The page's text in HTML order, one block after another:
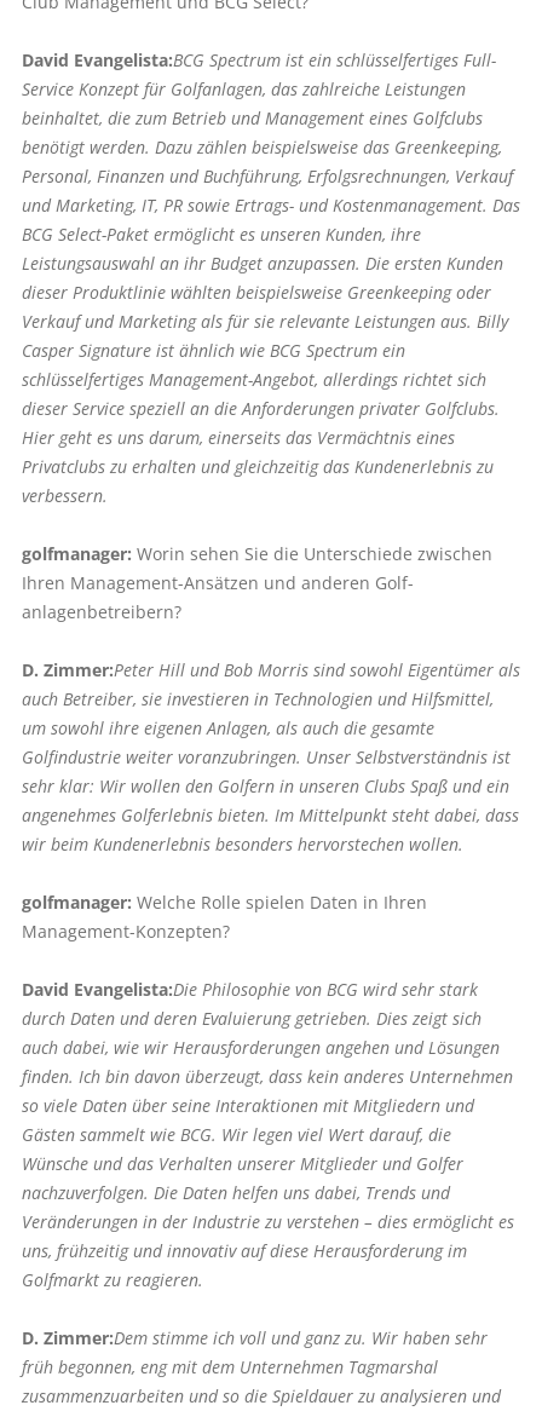
David Evangelista:BCG Spectrum ist ein schlüsselfertiges Full-
Service Konzept für Golfanlagen, das zahlreiche Leistungen
beinhaltet, die zum Betrieb und Management eines Golfclubs
benötigt werden. Dazu zählen beispielsweise das Greenkeeping,
Personal, Finanzen und Buchführung, Erfolgsrechnungen, Verkauf
und Marketing, IT, PR sowie Ertrags- und Kostenmanagement. Das
BCG Select-Paket ermöglicht es unseren Kunden, ihre
Leistungsauswahl an ihr Budget anzupassen. Die ersten Kunden
dieser Produktlinie wählten beispielsweise Greenkeeping oder
Verkauf und Marketing als für sie relevante Leistungen aus. Billy
Casper Signature ist ähnlich wie BCG Spectrum ein
schlüsselfertiges Management-Angebot, allerdings richtet sich
dieser Service speziell an die Anforderungen privater Golfclubs.
Hier geht es uns darum, einerseits das Vermächtnis eines
Privatclubs zu erhalten und gleichzeitig das Kundenerlebnis zu
verbessern.
golfmanager: Worin sehen Sie die Unterschiede zwischen
Ihren Management-Ansätzen und anderen Golf­
anlagenbetreibern?
D. Zimmer:Peter Hill und Bob Morris sind sowohl Eigentümer als
auch Betreiber, sie investieren in Technologien und Hilfsmittel,
um sowohl ihre eigenen Anlagen, als auch die gesamte
Golfindustrie weiter voranzubringen. Unser Selbstverständnis ist
sehr klar: Wir wollen den Golfern in unseren Clubs Spaß und ein
angenehmes Golf­erlebnis bieten. Im Mittelpunkt steht dabei, dass
wir beim Kundenerlebnis besonders hervorstechen wollen.
golfmanager: Welche Rolle spielen Daten in Ihren
Management-Konzepten?
David Evangelista:Die Philosophie von BCG wird sehr stark
durch Daten und deren Evaluierung getrieben. Dies zeigt sich
auch dabei, wie wir Herausforderungen angehen und Lösungen
finden. Ich bin davon überzeugt, dass kein anderes Unternehmen
so viele Daten über seine Interaktionen mit Mitgliedern und
Gästen sammelt wie BCG. Wir legen viel Wert darauf, die
Wünsche und das Verhalten unserer Mitglieder und Golfer
nachzuverfolgen. Die Daten helfen uns dabei, Trends und
Veränderungen in der Industrie zu verstehen – dies ermöglicht es
uns, frühzeitig und innovativ auf diese Herausforderung im
Golfmarkt zu reagieren.
D. Zimmer:Dem stimme ich voll und ganz zu. Wir haben sehr
früh begonnen, eng mit dem Unternehmen Tagmarshal
zusammenzuarbeiten und so die Spieldauer zu analysieren und